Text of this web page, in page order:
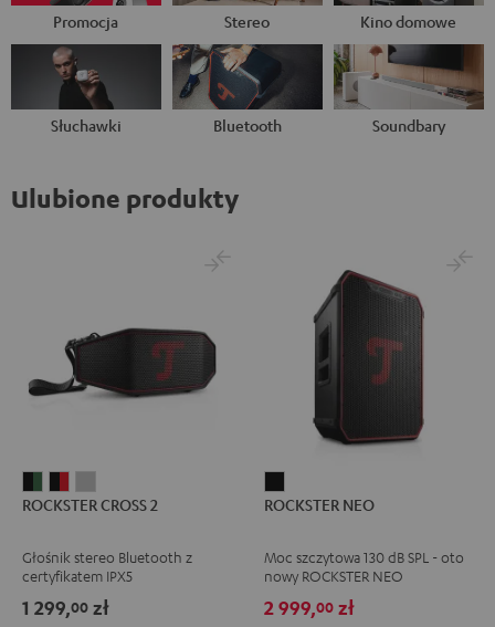
Promocja Stereo Kino domowe
Słuchawki Bluetooth Soundbary
Ulubione produkty
CROSS
Black
&
Green
CROSS
Black
Red
CROSS
Light
ROCKSTER CROSS 2
Głośnik stereo Bluetooth z
certyfikatem IPX5
1 299,00 zł
NEO
ROCKSTER NEO
Moc szczytowa 130 dB SPL - oto
nowy ROCKSTER NEO
2 999,00 zł